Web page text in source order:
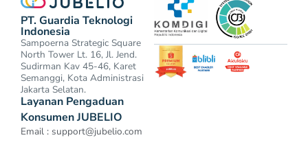
PT. Guardia Teknologi
Indonesia
Sampoerna Strategic Square
North Tower Lt. 16, Jl. Jend.
Sudirman Kav 45-46, Karet
Semanggi, Kota Administrasi
Jakarta Selatan.
Layanan Pengaduan
Konsumen JUBELIO
Email : support@jubelio.com